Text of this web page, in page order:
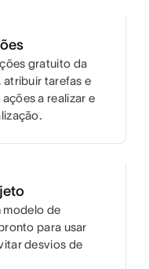
gratuito da
atribuir tarefas e
a realizar e
modelo de
para usar
desvios de